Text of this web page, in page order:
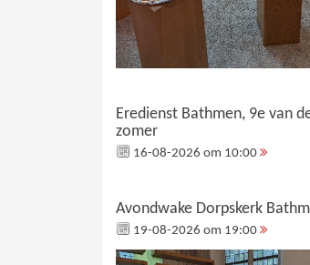
Eredienst Bathmen, 9e van
zomer
16-08-2026 om 10:00
Avondwake Dorpskerk
19-08-2026 om 19:00